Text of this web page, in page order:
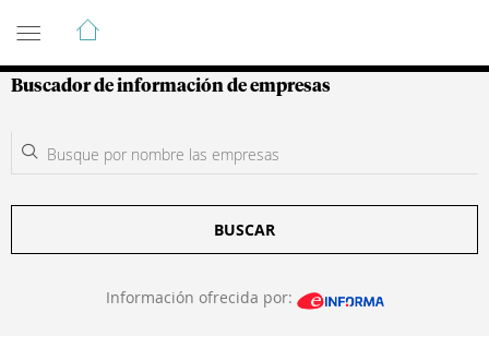
Guía de Empresas Colombianas
Buscador de información de empresas
BUSCAR
Información ofrecida por: